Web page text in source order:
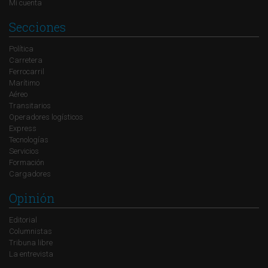
Mi cuenta
Secciones
Política
Carretera
Ferrocarril
Marítimo
Aéreo
Transitarios
Operadores logísticos
Express
Tecnologías
Servicios
Formación
Cargadores
Opinión
Editorial
Columnistas
Tribuna libre
La entrevista